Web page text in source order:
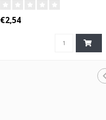
€2,54